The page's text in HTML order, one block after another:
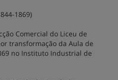
1869)
Comercial do Liceu de
transformação da Aula de
no Instituto Industrial de